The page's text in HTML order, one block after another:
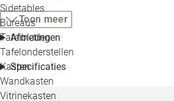
Sidetables
Bureaus
Tafelbladen
Tafelonderstellen
Kasten
Wandkasten
Vitrinekasten
Toon meer
Afmetingen
Specificaties